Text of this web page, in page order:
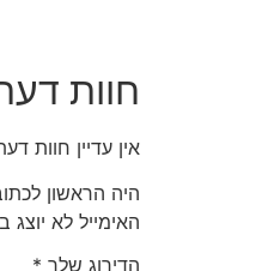
חוות
אין עדיין חוות
היה הראשון
האימייל לא יוצג
הדירוג שלך *